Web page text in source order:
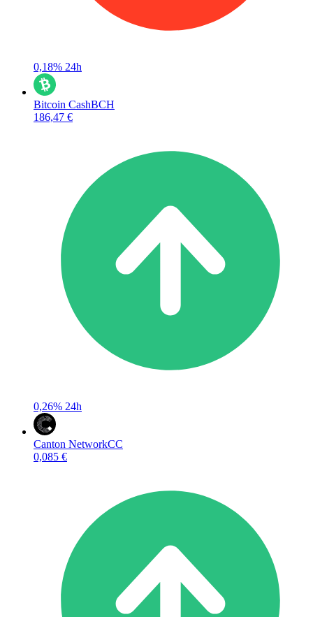
0,18% 24h
Bitcoin CashBCH
186,47 €
0,26% 24h
Canton NetworkCC
0,085 €